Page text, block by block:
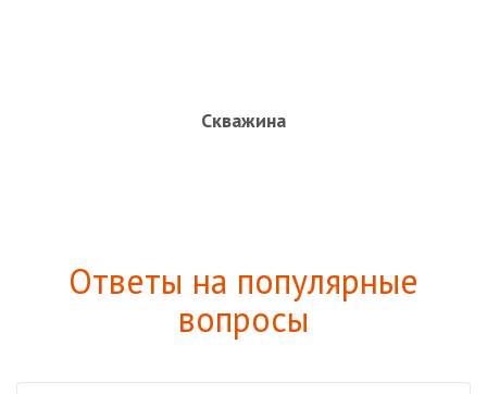
Скважина
Ответы на популярные
вопросы